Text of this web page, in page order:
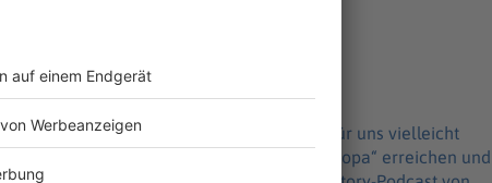
aha-zehn-minuten-alltags-
Impressum.html Datenschutz:
Datenschutzerklaerung-WELT-DIGITAL.html
Riesenkontinent entsteht? Das klingt für uns vielleicht
das. Was er mit dem Projekt „Atlantropa“ erreichen und